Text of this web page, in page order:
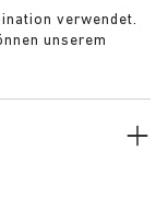
verwendet.
unserem